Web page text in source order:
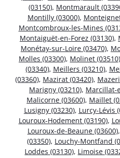
(03150), Montmarault
Montilly (03000),
Montcombroux-les-Mines
Montaiguët-en-Forez (03130),
Monétay-sur-Loire (03470),
Molles (03300), Molinet (03510)
(03340), Meillers (03210),
(03360), Mazirat (03420),
Marigny (03210), Marcillat-
Malicorne (03600), Maillet
Lusigny (03230), Lurcy-Lévis
Louroux-Hodement (03190),
Louroux-de-Beaune (03600),
(03350), Louchy-Montfand
Loddes (03130), Limoise